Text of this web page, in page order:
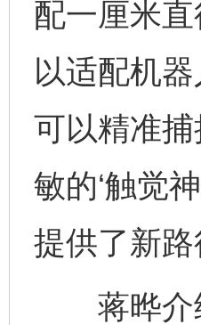
配一厘米
以适配机
可以精准
敏的‘触觉
提供了新路
蒋晔介绍